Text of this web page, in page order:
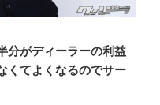
分がディーラーの利益
くてよくなるのでサー